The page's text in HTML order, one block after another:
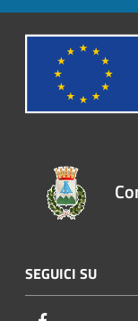
SEGUICI SU